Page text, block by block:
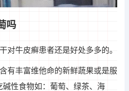
吗
对牛皮癣患者还是好处多多的。
有丰富维他命的新鲜蔬果或是服
性食物如：葡萄、绿茶、海